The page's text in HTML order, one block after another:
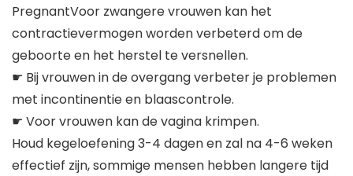
PregnantVoor zwangere vrouwen kan het
contractievermogen worden verbeterd om de
geboorte en het herstel te versnellen.
☛ Bij vrouwen in de overgang verbeter je problemen
met incontinentie en blaascontrole.
☛ Voor vrouwen kan de vagina krimpen.
Houd kegeloefening 3-4 dagen en zal na 4-6 weken
effectief zijn, sommige mensen hebben langere tijd